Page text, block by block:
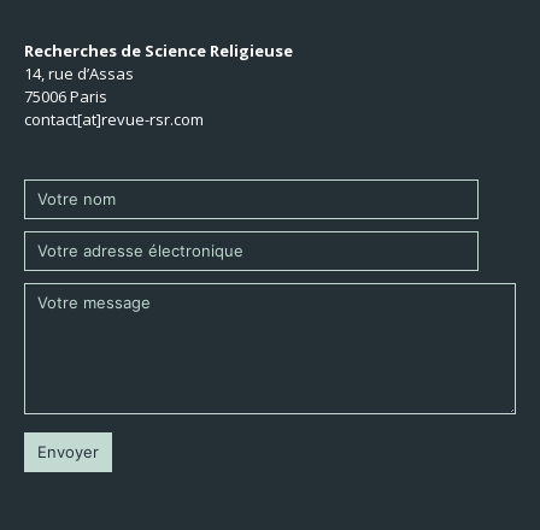
Recherches de Science Religieuse
14, rue d’Assas
75006 Paris
contact[at]revue-rsr.com